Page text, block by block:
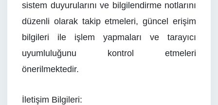
sistem duyurularını ve bilgilendirme notlarını
düzenli olarak takip etmeleri, güncel erişim
bilgileri ile işlem yapmaları ve tarayıcı
uyumluluğunu kontrol etmeleri
önerilmektedir.
İletişim Bilgileri: